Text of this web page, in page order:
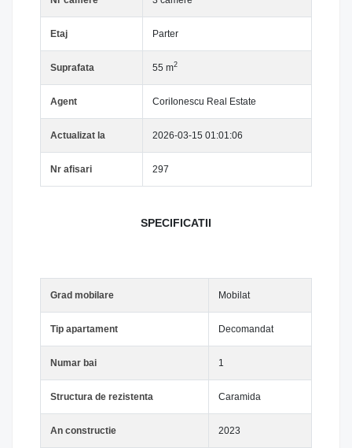
Etaj Parter
Suprafata 55 m2
Agent CoriIonescu Real Estate
Actualizat la 2026-03-15 01:01:06
Nr afisari 297
SPECIFICATII
Grad mobilare Mobilat
Tip apartament Decomandat
Numar bai 1
Structura de rezistenta Caramida
An constructie 2023